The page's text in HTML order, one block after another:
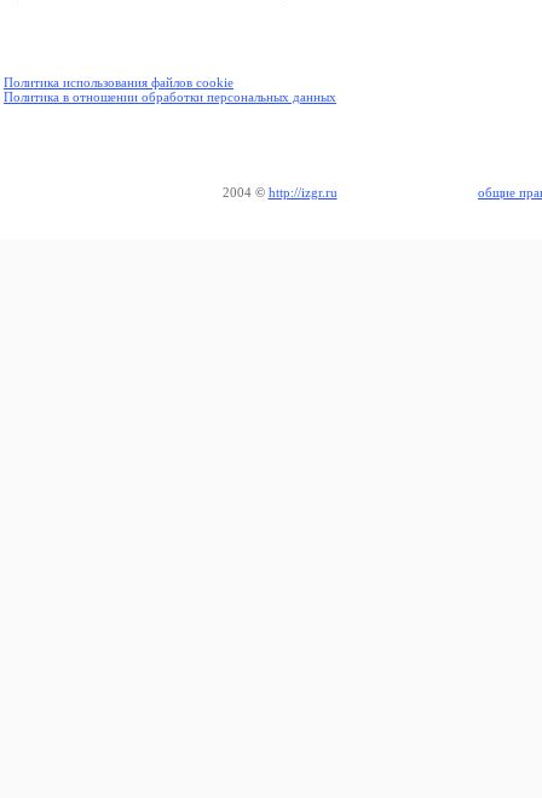
Политика использования файлов cookie
Политика в отношении обработки персональных данных
2004 © http://izgr.ru общие